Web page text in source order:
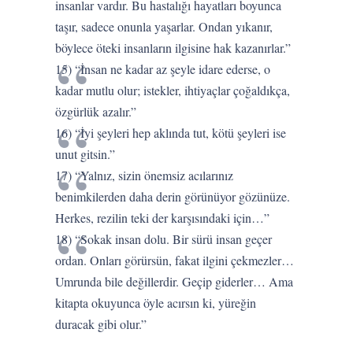
insanlar vardır. Bu hastalığı hayatları boyunca
taşır, sadece onunla yaşarlar. Ondan yıkanır,
böylece öteki insanların ilgisine hak kazanırlar.”
15) “İnsan ne kadar az şeyle idare ederse, o
kadar mutlu olur; istekler, ihtiyaçlar çoğaldıkça,
özgürlük azalır.”
16) “İyi şeyleri hep aklında tut, kötü şeyleri ise
unut gitsin.”
17) “Yalnız, sizin önemsiz acılarınız
benimkilerden daha derin görünüyor gözünüze.
Herkes, rezilin teki der karşısındaki için…”
18) “Sokak insan dolu. Bir sürü insan geçer
ordan. Onları görürsün, fakat ilgini çekmezler…
Umrunda bile değillerdir. Geçip giderler… Ama
kitapta okuyunca öyle acırsın ki, yüreğin
duracak gibi olur.”